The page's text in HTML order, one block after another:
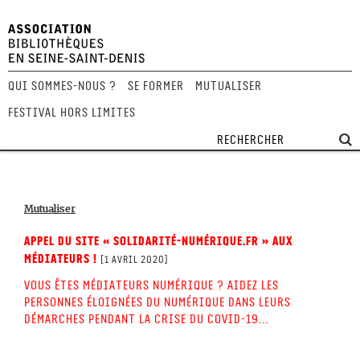
Qui sommes-nous ? Se former
Mutualiser
Festival Hors Limites
Mutualiser
Appel du site « Solidarité-numérique.fr » aux
médiateurs ! [1 avril 2020]
Vous êtes médiateurs numérique ? Aidez les
personnes éloignées du numérique dans leurs
démarches pendant la crise du covid-19...